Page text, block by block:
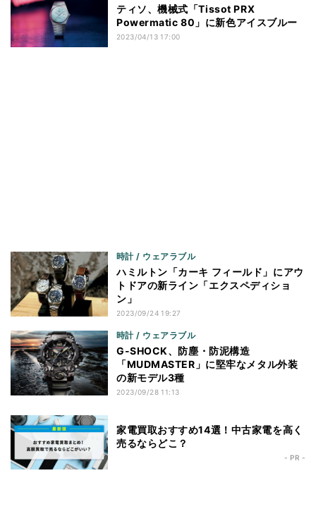
ティソ、機械式「Tissot PRX
Powermatic 80」に新色アイスブルー
2023/04/13 17:00
時計 / ウェアラブル
ハミルトン「カーキ フィールド」にアウ
トドアの新ライン「エクスペディショ
ン」
2023/09/24 19:27
時計 / ウェアラブル
G-SHOCK、防塵・防泥構造
「MUDMASTER」に堅牢なメタル外装
の新モデル3種
2023/09/28 11:13
家電買取おすすめ14選！中古家電を高く
売るならどこ？
- PR -